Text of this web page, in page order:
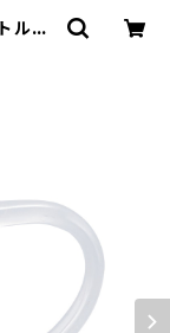
ルミ